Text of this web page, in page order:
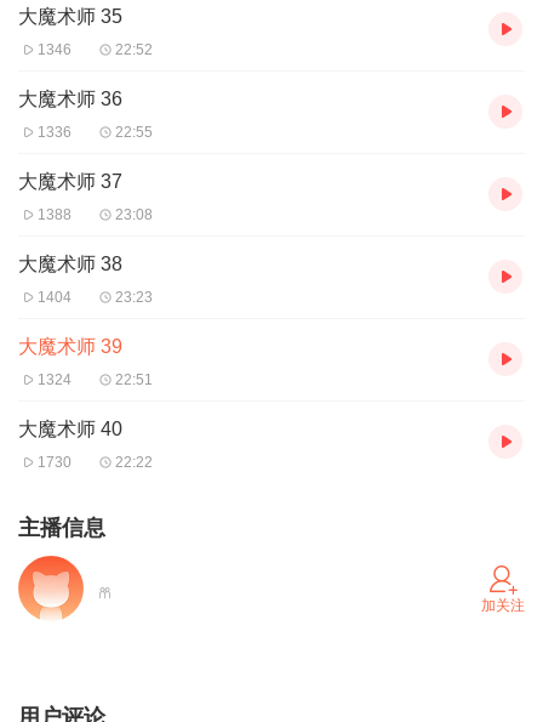
大魔术师 35
1346 22:52
大魔术师 36
1336 22:55
大魔术师 37
1388 23:08
大魔术师 38
1404 23:23
大魔术师 39
1324 22:51
大魔术师 40
1730 22:22
主播信息
加关注
用户评论